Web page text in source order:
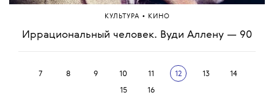
КУЛЬТУРА • КИНО
Иррациональный человек. Вуди Аллену — 90
7 8 9 10 11 12 13 14
15 16